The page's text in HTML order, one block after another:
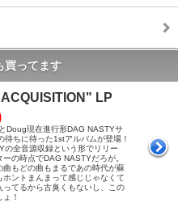
買ってます
LP
Doug現在進行形DAG NASTYサ
待ちに待った1stアルバムが登場！
の全音源収録という形でリリー
の時点でDAG NASTYだろが。
曲もどの曲もまるであの時代が蘇
ホントまんまって感じじゃなくて
ってるから古臭くもないし、この
！